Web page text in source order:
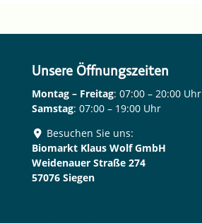
Unsere Öffnungszeiten
Montag – Freitag: 07:00 – 20:00 Uhr
Samstag: 07:00 – 19:00 Uhr
Besuchen Sie uns:
Biomarkt Klaus Wolf GmbH
Weidenauer Straße 274
57076 Siegen